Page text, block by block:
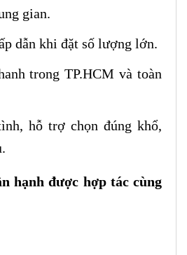
gian.
dẫn khi đặt số lượng lớn.
trong TP.HCM và toàn
hỗ trợ chọn đúng khổ,
hạnh được hợp tác cùng